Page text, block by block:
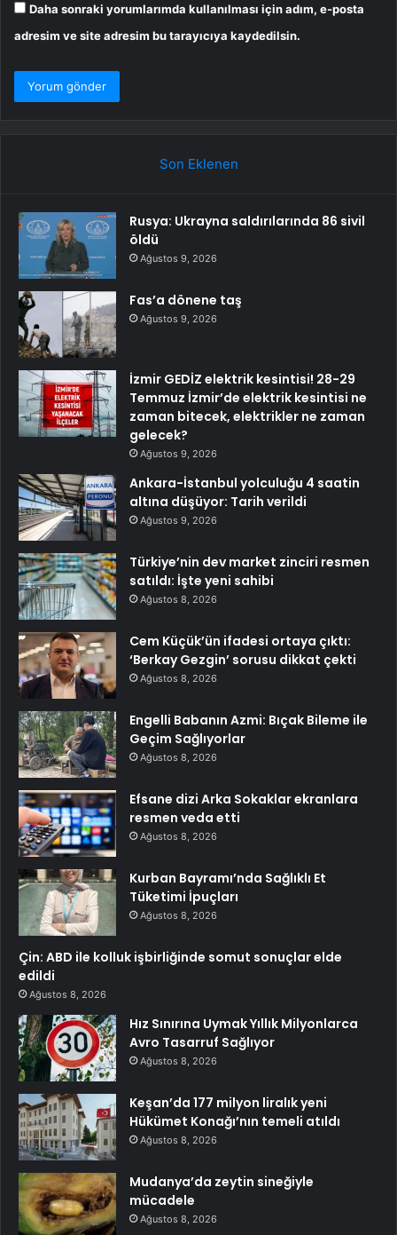
Daha sonraki yorumlarımda kullanılması için adım, e-posta
adresim ve site adresim bu tarayıcıya kaydedilsin.
Son Eklenen
Rusya: Ukrayna saldırılarında 86 sivil
öldü
Ağustos 9, 2026
Fas’a dönene taş
Ağustos 9, 2026
İzmir GEDİZ elektrik kesintisi! 28-29
Temmuz İzmir’de elektrik kesintisi ne
zaman bitecek, elektrikler ne zaman
gelecek?
Ağustos 9, 2026
Ankara-İstanbul yolculuğu 4 saatin
altına düşüyor: Tarih verildi
Ağustos 9, 2026
Türkiye’nin dev market zinciri resmen
satıldı: İşte yeni sahibi
Ağustos 8, 2026
Cem Küçük’ün ifadesi ortaya çıktı:
‘Berkay Gezgin’ sorusu dikkat çekti
Ağustos 8, 2026
Engelli Babanın Azmi: Bıçak Bileme ile
Geçim Sağlıyorlar
Ağustos 8, 2026
Efsane dizi Arka Sokaklar ekranlara
resmen veda etti
Ağustos 8, 2026
Kurban Bayramı’nda Sağlıklı Et
Tüketimi İpuçları
Ağustos 8, 2026
Çin: ABD ile kolluk işbirliğinde somut sonuçlar elde
edildi
Ağustos 8, 2026
Hız Sınırına Uymak Yıllık Milyonlarca
Avro Tasarruf Sağlıyor
Ağustos 8, 2026
Keşan’da 177 milyon liralık yeni
Hükümet Konağı’nın temeli atıldı
Ağustos 8, 2026
Mudanya’da zeytin sineğiyle
mücadele
Ağustos 8, 2026